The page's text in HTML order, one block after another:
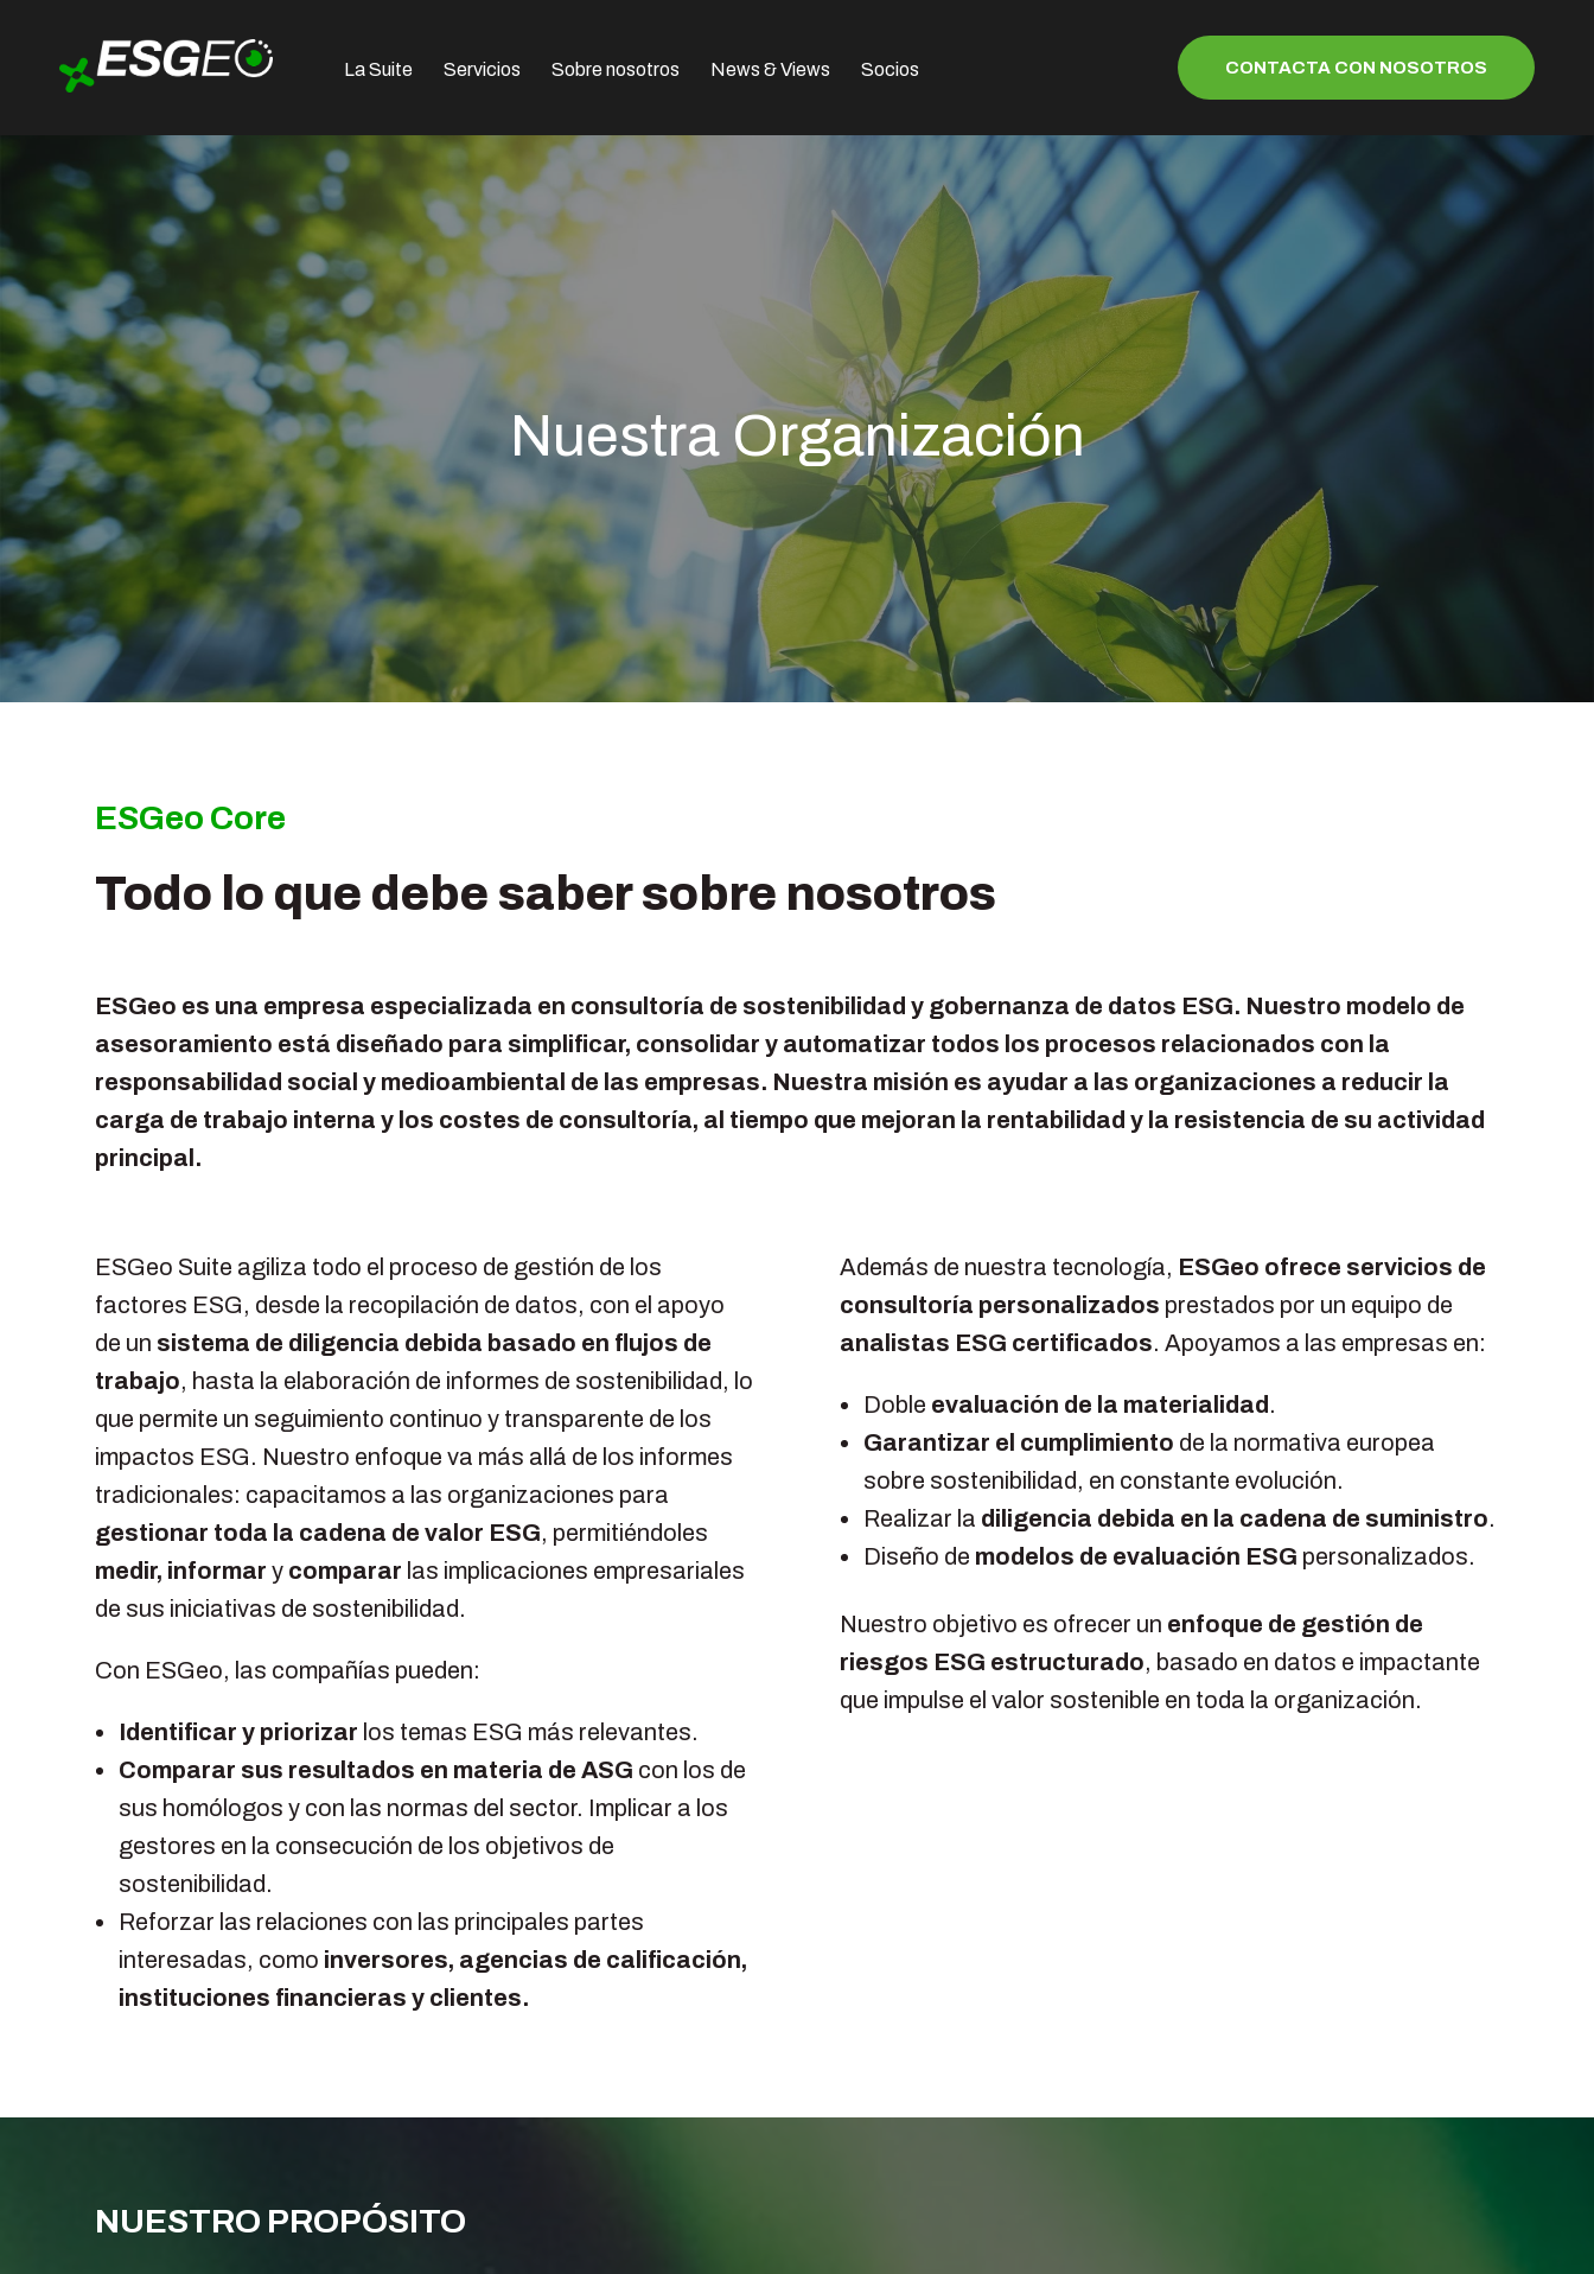
La Suite Servicios Sobre nosotros News & Views Socios CONTACTA CON NOSOTROS
Nuestra Organización
ESGeo Core
Todo lo que debe saber sobre nosotros
ESGeo es una empresa especializada en consultoría de sostenibilidad y gobernanza de datos ESG. Nuestro modelo de
asesoramiento está diseñado para simplificar, consolidar y automatizar todos los procesos relacionados con la
responsabilidad social y medioambiental de las empresas. Nuestra misión es ayudar a las organizaciones a reducir la
carga de trabajo interna y los costes de consultoría, al tiempo que mejoran la rentabilidad y la resistencia de su actividad
principal.
ESGeo Suite agiliza todo el proceso de gestión de los
factores ESG, desde la recopilación de datos, con el apoyo
de un sistema de diligencia debida basado en flujos de
trabajo, hasta la elaboración de informes de sostenibilidad, lo
que permite un seguimiento continuo y transparente de los
impactos ESG. Nuestro enfoque va más allá de los informes
tradicionales: capacitamos a las organizaciones para
gestionar toda la cadena de valor ESG, permitiéndoles
medir, informar y comparar las implicaciones empresariales
de sus iniciativas de sostenibilidad.
Con ESGeo, las compañías pueden:
Identificar y priorizar los temas ESG más relevantes.
Comparar sus resultados en materia de ASG con los de
sus homólogos y con las normas del sector. Implicar a los
gestores en la consecución de los objetivos de
sostenibilidad.
Reforzar las relaciones con las principales partes
interesadas, como inversores, agencias de calificación,
instituciones financieras y clientes.
Además de nuestra tecnología, ESGeo ofrece servicios de
consultoría personalizados prestados por un equipo de
analistas ESG certificados. Apoyamos a las empresas en:
Doble evaluación de la materialidad .
Garantizar el cumplimiento de la normativa europea
sobre sostenibilidad, en constante evolución.
Realizar la diligencia debida en la cadena de suministro.
Diseño de modelos de evaluación ESG personalizados.
Nuestro objetivo es ofrecer un enfoque de gestión de
riesgos ESG estructurado, basado en datos e impactante
que impulse el valor sostenible en toda la organización.
NUESTRO PROPÓSITO